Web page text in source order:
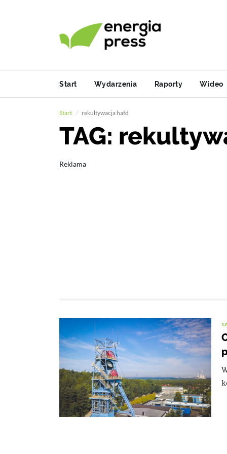
Start Wydarzenia Raporty Wideo
Start rekultywacja hałd
TAG:
Reklama